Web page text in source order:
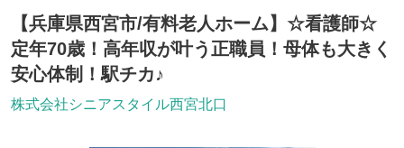
【兵庫県西宮市/有料老人ホーム】☆看護師☆
定年70歳！高年収が叶う正職員！母体も大きく
安心体制！駅チカ♪
株式会社シニアスタイル西宮北口